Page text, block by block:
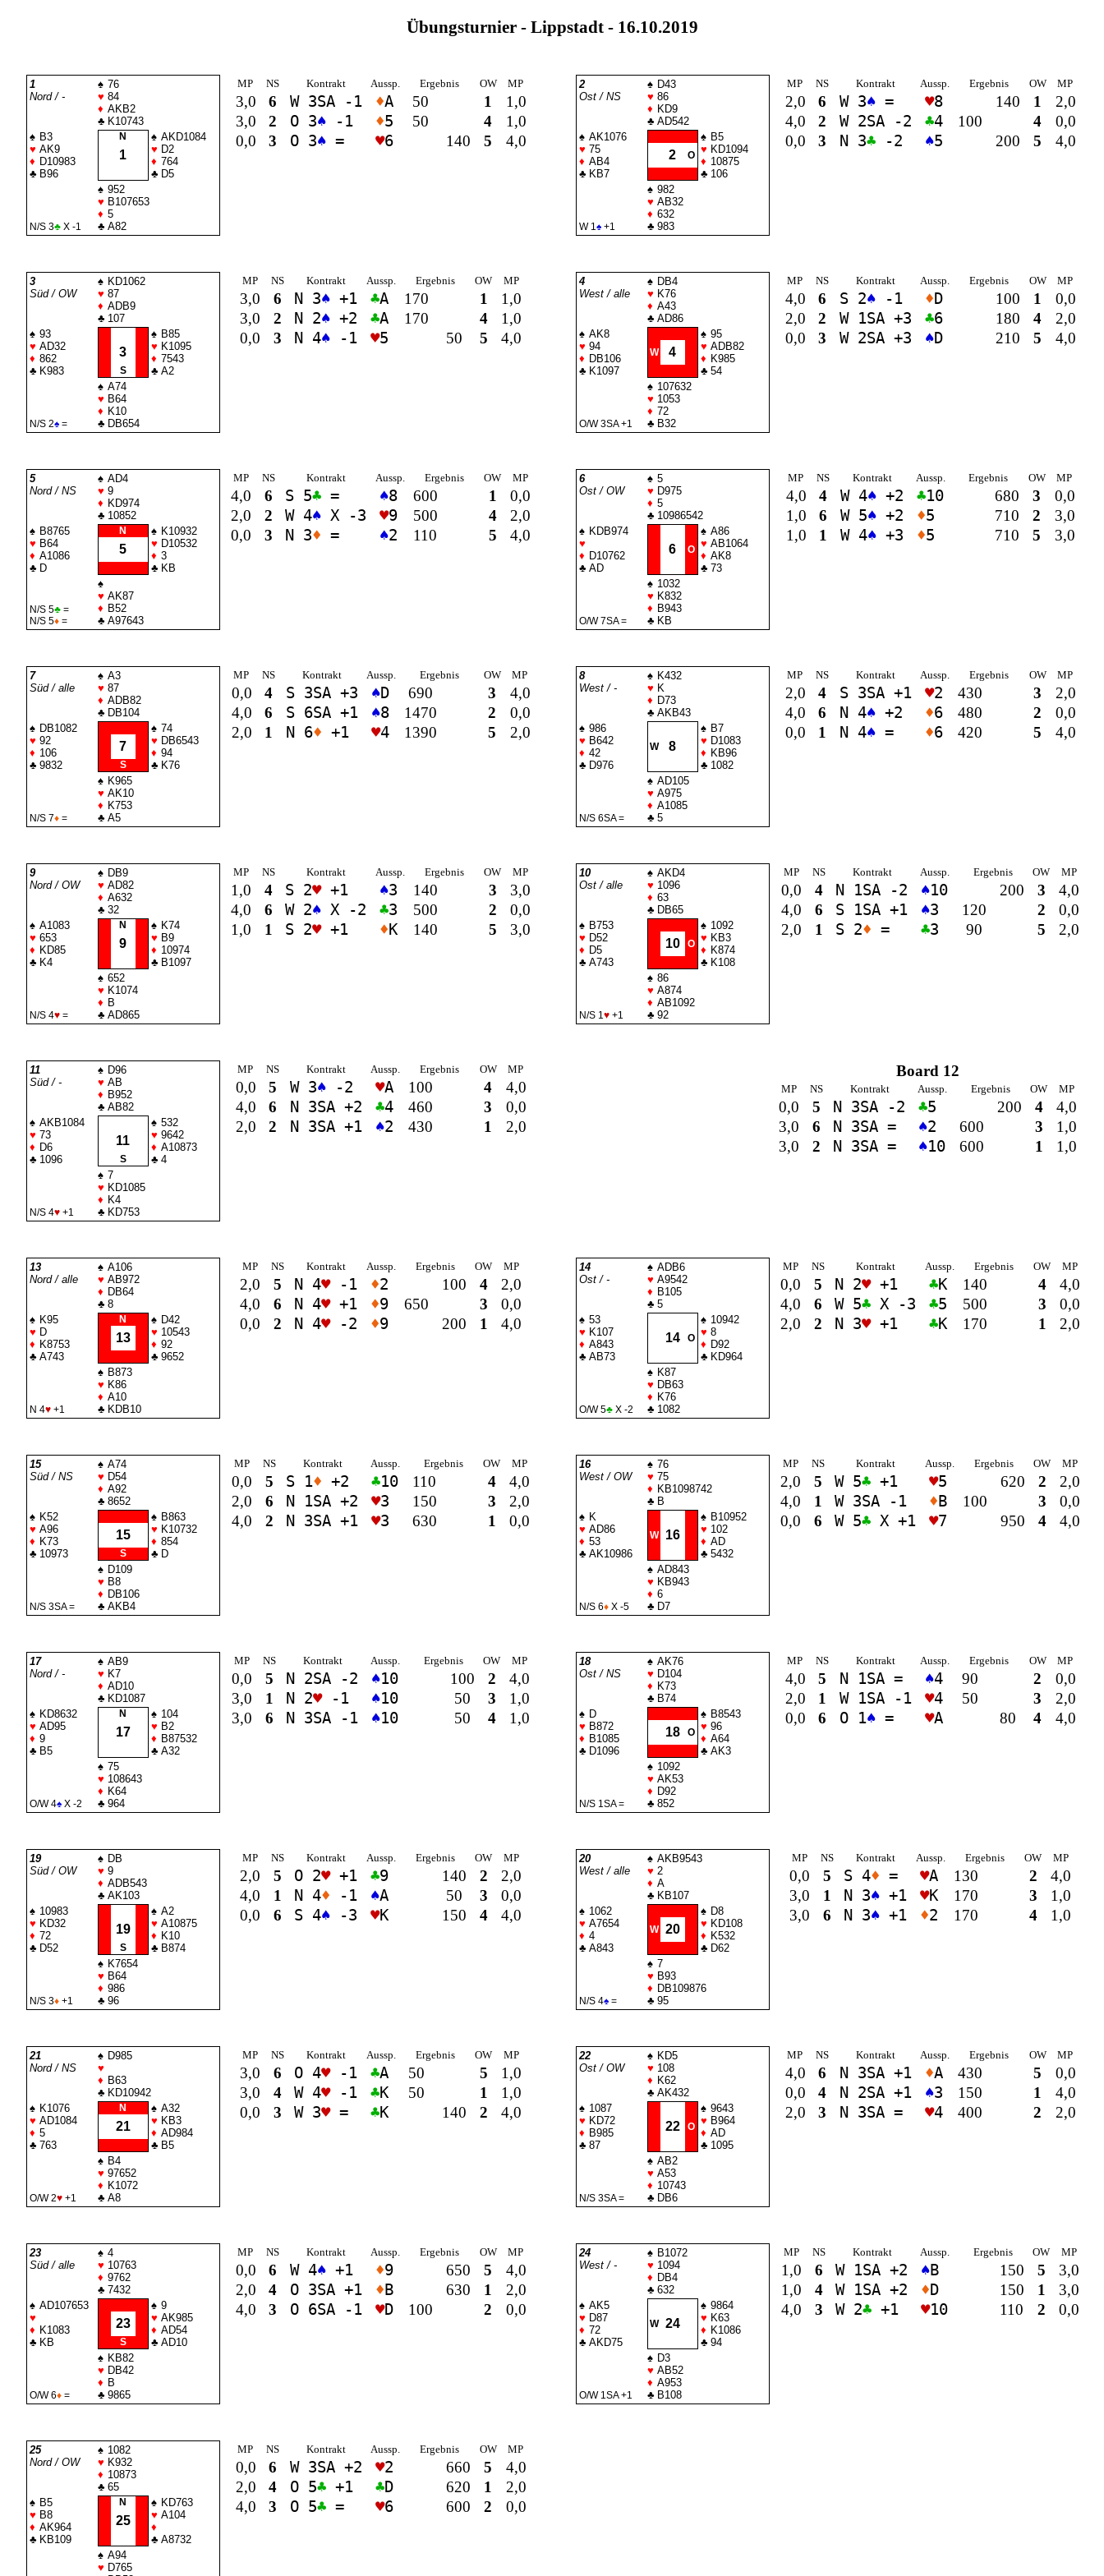
Übungsturnier - Lippstadt - 16.10.2019
1
Nord / -
♠ 76
♥ 84
♦ AKB2
♣ K10743
♠ B3
♥ AK9
♦ D10983
♣ B96
N
1
♠ AKD1084
♥ D2
♦ 764
♣ D5
N/S 3♣X -1
♠ 952
♥ B107653
♦ 5
♣ A82
MP NS Kontrakt Aussp. Ergebnis OW MP
3,0 6 W 3SA-1 ♦A 50 1
1,0
3,0
2 O 3♠-1 ♦5 50 4
1,0
0,0
3 O 3♠= ♥6 140 5 4,0
2
Ost / NS
♠ D43
♥ 86
♦ KD9
♣ AD542
♠ AK1076
♥ 75
♦ AB4
♣ KB7
2 O
♠ B5
♥ KD1094
♦ 10875
♣ 106
W 1 ♠+1
♠ 982
♥ AB32
♦ 632
♣ 983
MP NS Kontrakt Aussp. Ergebnis OW MP
2,0 6 W 3♠= ♥8 140 1
2,0
4,0
2 W 2SA-2 ♣4 100 4
0,0
0,0
3 N 3♣-2 ♠5 200 5 4,0
3
Süd / OW
♠ KD1062
♥ 87
♦ ADB9
♣ 107
♠ 93
♥ AD32
♦ 862
♣ K983
3
S
♠ B85
♥ K1095
♦ 7543
♣ A2
N/S 2♠=
♠ A74
♥ B64
♦ K10
♣ DB654
MP NS Kontrakt Aussp. Ergebnis OW MP
3,0 6 N 3♠ +1 ♣A 170 1
1,0
3,0
2 N 2♠ +2 ♣A 170 4
1,0
0,0
3 N 4♠ -1 ♥5 50 5 4,0
4
West / alle
♠ DB4
♥ K76
♦ A43
♣ AD86
♠ AK8
♥ 94
♦ DB106
♣ K1097
W 4
♠ 95
♥ ADB82
♦ K985
♣ 54
O/W 3SA+1
♠ 107632
♥ 1053
♦ 72
♣ B32
MP NS Kontrakt Aussp. Ergebnis OW MP
4,0 6 S 2♠-1 ♦D 100 1
0,0
2,0
2 W 1SA+3 ♣6 180 4
2,0
0,0
3 W 2SA+3 ♠D 210 5 4,0
5
Nord / NS
♠ AD4
♥ 9
♦ KD974
♣ 10852
♠ B8765
♥ B64
♦ A1086
♣ D
N
5
♠ K10932
♥ D10532
♦ 3
♣ KB
N/S 5♣=
N/S 5♦=
♠
♥ AK87
♦ B52
♣ A97643
MP NS Kontrakt Aussp. Ergebnis OW MP
4,0 6 S 5♣ = ♠8 600 1
0,0
2,0
2 W 4♠ X -3 ♥9 500 4
2,0
0,0
3 N 3♦ = ♠2 110 5 4,0
6
Ost / OW
♠ 5
♥ D975
♦ 5
♣ 10986542
♠ KDB974
♥
♦ D10762
♣ AD
6 O
♠ A86
♥ AB1064
♦ AK8
♣ 73
O/W 7SA=
♠ 1032
♥ K832
♦ B943
♣ KB
MP NS Kontrakt Aussp. Ergebnis OW MP
4,0 4 W 4♠+2 ♣10 680 3
0,0
1,0
6 W 5♠+2 ♦5 710 2
3,0
1,0
1 W 4♠+3 ♦5 710 5 3,0
7
Süd / alle
♠ A3
♥ 87
♦ ADB82
♣ DB104
♠ DB1082
♥ 92
♦ 106
♣ 9832
7
S
♠ 74
♥ DB6543
♦ 94
♣ K76
N/S 7♦=
♠ K965
♥ AK10
♦ K753
♣ A5
MP NS Kontrakt Aussp. Ergebnis OW MP
0,0 4 S 3SA+3 ♠D 690 3
4,0
4,0
6 S 6SA+1 ♠8 1470 2
0,0
2,0
1 N 6♦ +1 ♥4 1390 5 2,0
8
West / -
♠ K432
♥ K
♦ D73
♣ AKB43
♠ 986
♥ B642
♦ 42
♣ D976
W 8
♠ B7
♥ D1083
♦ KB96
♣ 1082
N/S 6SA=
♠ AD105
♥ A975
♦ A1085
♣ 5
MP NS Kontrakt Aussp. Ergebnis OW MP
2,0 4 S 3SA+1 ♥2 430 3
2,0
4,0
6 N 4♠+2 ♦6 480 2
0,0
0,0
1 N 4♠= ♦6 420 5 4,0
9
Nord / OW
♠ DB9
♥ AD82
♦ A632
♣ 32
♠ A1083
♥ 653
♦ KD85
♣ K4
N
9
♠ K74
♥ B9
♦ 10974
♣ B1097
N/S 4♥=
♠ 652
♥ K1074
♦ B
♣ AD865
MP NS Kontrakt Aussp. Ergebnis OW MP
1,0 4 S 2♥+1 ♠3 140 3
3,0
4,0
6 W 2♠ X -2 ♣3 500 2
0,0
1,0
1 S 2♥+1 ♦K 140 5 3,0
10
Ost / alle
♠ AKD4
♥ 1096
♦ 63
♣ DB65
♠ B753
♥ D52
♦ D5
♣ A743
10 O
♠ 1092
♥ KB3
♦ K874
♣ K108
N/S 1 ♥+1
♠ 86
♥ A874
♦ AB1092
♣ 92
MP NS Kontrakt Aussp. Ergebnis OW MP
0,0 4 N 1SA -2 ♠10 200 3
4,0
4,0
6 S 1SA +1 ♠3 120 2
0,0
2,0
1 S 2♦ = ♣3 90 5 2,0
11
Süd / -
♠ D96
♥ AB
♦ B952
♣ AB82
♠ AKB1084
♥ 73
♦ D6
♣ 1096
11
S
♠ 532
♥ 9642
♦ A10873
♣ 4
N/S 4♥+1
♠ 7
♥ KD1085
♦ K4
♣ KD753
MP NS Kontrakt Aussp. Ergebnis OW MP
0,0 5 W 3♠-2 ♥A 100 4
4,0
4,0
6 N 3SA+2 ♣4 460 3
0,0
2,0
2 N 3SA+1 ♠2 430 1 2,0
Board 12
MP NS Kontrakt Aussp. Ergebnis OW MP
0,0 5 N 3SA -2 ♣5 200 4
4,0
3,0
6 N 3SA = ♠2 600 3
1,0
3,0
2 N 3SA = ♠10 600 1 1,0
13
Nord / alle
♠ A106
♥ AB972
♦ DB64
♣ 8
♠ K95
♥ D
♦ K8753
♣ A743
N
13
♠ D42
♥ 10543
♦ 92
♣ 9652
N 4♥+1
♠ B873
♥ K86
♦ A10
♣ KDB10
MP NS Kontrakt Aussp. Ergebnis OW MP
2,0 5 N 4♥-1 ♦2 100 4
2,0
4,0
6 N 4♥+1 ♦9 650 3
0,0
0,0
2 N 4♥-2 ♦9 200 1 4,0
14
Ost / -
♠ ADB6
♥ A9542
♦ B105
♣ 5
♠ 53
♥ K107
♦ A843
♣ AB73
14 O
♠ 10942
♥ 8
♦ D92
♣ KD964
O/W 5♣X -2
♠ K87
♥ DB63
♦ K76
♣ 1082
MP NS Kontrakt Aussp. Ergebnis OW MP
0,0 5 N 2♥+1 ♣K 140 4
4,0
4,0
6 W 5♣ X -3 ♣5 500 3
0,0
2,0
2 N 3♥+1 ♣K 170 1 2,0
15
Süd / NS
♠ A74
♥ D54
♦ A92
♣ 8652
♠ K52
♥ A96
♦ K73
♣ 10973
15
S
♠ B863
♥ K10732
♦ 854
♣ D
N/S 3SA=
♠ D109
♥ B8
♦ DB106
♣ AKB4
MP NS Kontrakt Aussp. Ergebnis OW MP
0,0 5 S 1♦ +2 ♣10 110 4
4,0
2,0
6 N 1SA +2 ♥3 150 3
2,0
4,0
2 N 3SA +1 ♥3 630 1 0,0
16
West / OW
♠ 76
♥ 75
♦ KB1098742
♣ B
♠ K
♥ AD86
♦ 53
♣ AK10986
W 16
♠ B10952
♥ 102
♦ AD
♣ 5432
N/S 6♦X -5
♠ AD843
♥ KB943
♦ 6
♣ D7
MP NS Kontrakt Aussp. Ergebnis OW MP
2,0 5 W 5♣ +1 ♥5 620 2
2,0
4,0
1 W 3SA -1 ♦B 100 3
0,0
0,0
6 W 5♣ X +1 ♥7 950 4 4,0
17
Nord / -
♠ AB9
♥ K7
♦ AD10
♣ KD1087
♠ KD8632
♥ AD95
♦ 9
♣ B5
N
17
♠ 104
♥ B2
♦ B87532
♣ A32
O/W 4♠X -2
♠ 75
♥ 108643
♦ K64
♣ 964
MP NS Kontrakt Aussp. Ergebnis OW MP
0,0 5 N 2SA -2 ♠10 100 2
4,0
3,0
1 N 2♥-1 ♠10 50 3
1,0
3,0
6 N 3SA -1 ♠10 50 4 1,0
18
Ost / NS
♠ AK76
♥ D104
♦ K73
♣ B74
♠ D
♥ B872
♦ B1085
♣ D1096
18 O
♠ B8543
♥ 96
♦ A64
♣ AK3
N/S 1 SA=
♠ 1092
♥ AK53
♦ D92
♣ 852
MP NS Kontrakt Aussp. Ergebnis OW MP
4,0 5 N 1SA= ♠4 90 2
0,0
2,0
1 W 1SA-1 ♥4 50 3
2,0
0,0
6 O 1♠= ♥A 80 4 4,0
19
Süd / OW
♠ DB
♥ 9
♦ ADB543
♣ AK103
♠ 10983
♥ KD32
♦ 72
♣ D52
19
S
♠ A2
♥ A10875
♦ K10
♣ B874
N/S 3♦+1
♠ K7654
♥ B64
♦ 986
♣ 96
MP NS Kontrakt Aussp. Ergebnis OW MP
2,0 5 O 2♥+1 ♣9 140 2
2,0
4,0
1 N 4♦ -1 ♠A 50 3
0,0
0,0
6 S 4♠ -3 ♥K 150 4 4,0
20
West / alle
♠ AKB9543
♥ 2
♦ A
♣ KB107
♠ 1062
♥ A7654
♦ 4
♣ A843
W 20
♠ D8
♥ KD108
♦ K532
♣ D62
N/S 4♠=
♠ 7
♥ B93
♦ DB109876
♣ 95
MP NS Kontrakt Aussp. Ergebnis OW MP
0,0 5 S 4♦ = ♥A 130 2
4,0
3,0
1 N 3♠ +1 ♥K 170 3
1,0
3,0
6 N 3♠ +1 ♦2 170 4 1,0
21
Nord / NS
♠ D985
♥
♦ B63
♣ KD10942
♠ K1076
♥ AD1084
♦ 5
♣ 763
N
21
♠ A32
♥ KB3
♦ AD984
♣ B5
O/W 2♥+1
♠ B4
♥ 97652
♦ K1072
♣ A8
MP NS Kontrakt Aussp. Ergebnis OW MP
3,0 6 O 4♥-1 ♣A 50 5
1,0
3,0
4 W 4♥-1 ♣K 50 1
1,0
0,0
3 W 3♥= ♣K 140 2 4,0
22
Ost / OW
♠ KD5
♥ 108
♦ K62
♣ AK432
♠ 1087
♥ KD72
♦ B985
♣ 87
22 O
♠ 9643
♥ B964
♦ AD
♣ 1095
N/S 3SA=
♠ AB2
♥ A53
♦ 10743
♣ DB6
MP NS Kontrakt Aussp. Ergebnis OW MP
4,0 6 N 3SA+1 ♦A 430 5
0,0
0,0
4 N 2SA+1 ♠3 150 1
4,0
2,0
3 N 3SA= ♥4 400 2 2,0
23
Süd / alle
♠ 4
♥ 10763
♦ 9762
♣ 7432
♠ AD107653
♥
♦ K1083
♣ KB
23
S
♠ 9
♥ AK985
♦ AD54
♣ AD10
O/W 6♦=
♠ KB82
♥ DB42
♦ B
♣ 9865
MP NS Kontrakt Aussp. Ergebnis OW MP
0,0 6 W 4♠+1 ♦9 650 5
4,0
2,0
4 O 3SA+1 ♦B 630 1
2,0
4,0
3 O 6SA-1 ♥D 100 2 0,0
24
West / -
♠ B1072
♥ 1094
♦ DB4
♣ 632
♠ AK5
♥ D87
♦ 72
♣ AKD75
W 24
♠ 9864
♥ K63
♦ K1086
♣ 94
O/W 1 SA+1
♠ D3
♥ AB52
♦ A953
♣ B108
MP NS Kontrakt Aussp. Ergebnis OW MP
1,0 6 W 1SA +2 ♠B 150 5
3,0
1,0
4 W 1SA +2 ♦D 150 1
3,0
4,0
3 W 2♣ +1 ♥10 110 2 0,0
25
Nord / OW
♠ 1082
♥ K932
♦ 10873
♣ 65
♠ B5
♥ B8
♦ AK964
♣ KB109
N
25
♠ KD763
♥ A104
♦
♣ A8732
♠ A94
♥ D765
MP NS Kontrakt Aussp. Ergebnis OW MP
0,0 6 W 3SA+2 ♥2 660 5
4,0
2,0
4 O 5♣+1 ♣D 620 1
2,0
4,0
3 O 5♣= ♥6 600 2 0,0